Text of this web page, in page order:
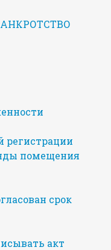
регистрации
помещения
срок
акт